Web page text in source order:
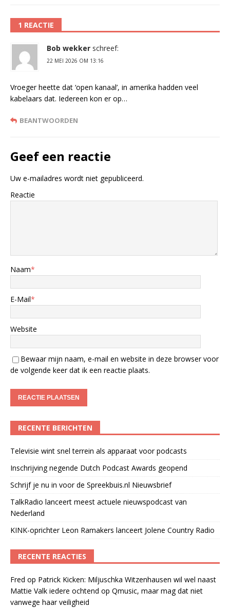
1 REACTIE
Bob wekker schreef:
22 MEI 2026 OM 13:16
Vroeger heette dat ‘open kanaal’, in amerika hadden veel
kabelaars dat. Iedereen kon er op…
BEANTWOORDEN
Geef een reactie
Uw e-mailadres wordt niet gepubliceerd.
Reactie
Naam*
E-Mail*
Website
Bewaar mijn naam, e-mail en website in deze browser voor
de volgende keer dat ik een reactie plaats.
RECENTE BERICHTEN
Televisie wint snel terrein als apparaat voor podcasts
Inschrijving negende Dutch Podcast Awards geopend
Schrijf je nu in voor de Spreekbuis.nl Nieuwsbrief
TalkRadio lanceert meest actuele nieuwspodcast van
Nederland
KINK-oprichter Leon Ramakers lanceert Jolene Country Radio
RECENTE REACTIES
Fred op Patrick Kicken: Miljuschka Witzenhausen wil wel naast
Mattie Valk iedere ochtend op Qmusic, maar mag dat niet
vanwege haar veiligheid